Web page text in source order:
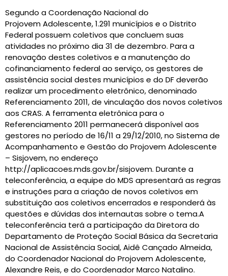
Segundo a Coordenação Nacional do
Projovem Adolescente, 1.291 municípios e o Distrito
Federal possuem coletivos que concluem suas
atividades no próximo dia 31 de dezembro. Para a
renovação destes coletivos e a manutenção do
cofinanciamento federal ao serviço, os gestores de
assistência social destes municípios e do DF deverão
realizar um procedimento eletrônico, denominado
Referenciamento 2011, de vinculação dos novos coletivos
aos CRAS. A ferramenta eletrônica para o
Referenciamento 2011 permanecerá disponível aos
gestores no período de 16/11 a 29/12/2010, no Sistema de
Acompanhamento e Gestão do Projovem Adolescente
– Sisjovem, no endereço
http://aplicacoes.mds.gov.br/sisjovem. Durante a
teleconferência, a equipe do MDS apresentará as regras
e instruções para a criação de novos coletivos em
substituição aos coletivos encerrados e responderá às
questões e dúvidas dos internautas sobre o tema.A
teleconferência terá a participação da Diretora do
Departamento de Proteção Social Básica da Secretaria
Nacional de Assistência Social, Aidê Cançado Almeida,
do Coordenador Nacional do Projovem Adolescente,
Alexandre Reis, e do Coordenador Marco Natalino.